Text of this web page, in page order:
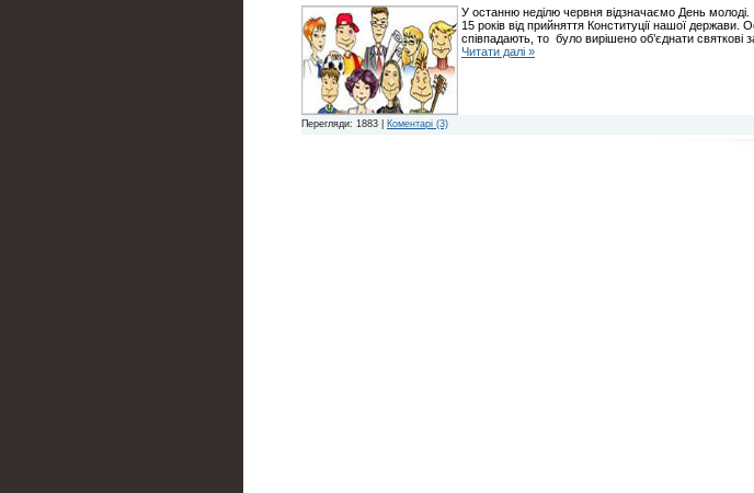
У останню неділю червня відзначаємо День
15 років від прийняття Конституції нашої держави.
співпадають, то було вирішено об’єднати святкові
Читати далі »
Перегляди: 1883 | Коментарі (3)